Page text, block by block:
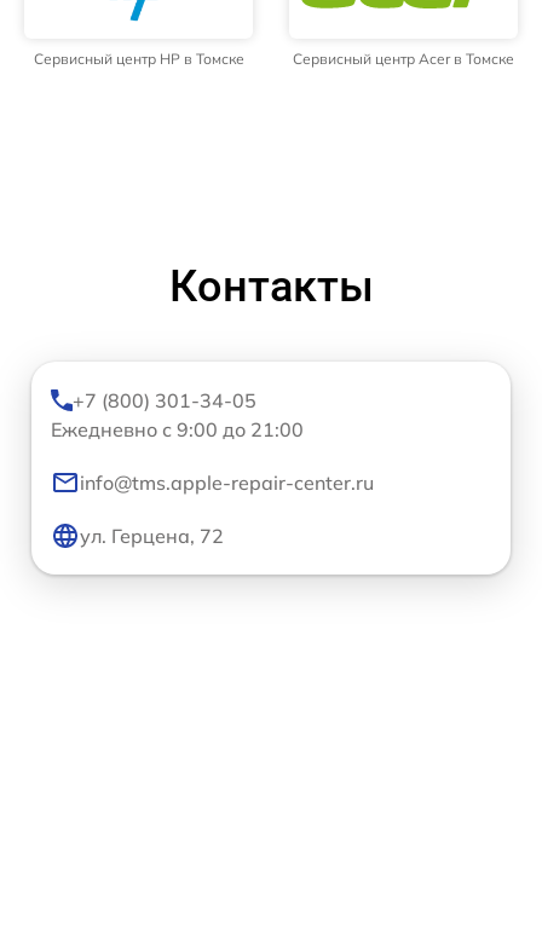
Сервисный центр HP в Томске Сервисный центр Acer в Томске
Контакты
+7 (800) 301-34-05
Ежедневно с 9:00 до 21:00
info@tms.apple-repair-center.ru
ул. Герцена, 72